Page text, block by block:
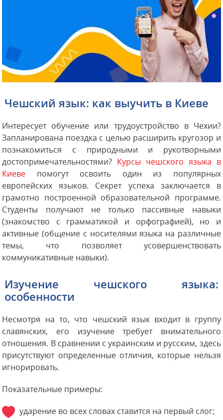
Чешский язык: как выучить в Киеве
Интересует обучение или трудоустройство в Чехии?
Запланирована поездка с целью расширить кругозор и
познакомиться с природными и рукотворными
достопримечательностями? Курсы чешского языка в
Киеве помогут освоить один из популярных
европейских языков. Секрет успеха заключается в
грамотно построенной образовательной программе.
Студенты получают не только пассивные навыки
(знакомство с грамматикой и орфографией), но и
активные (общение с носителями языка на различные
темы, что позволяет усовершенствовать
коммуникативные навыки).
Изучение чешского языка:
особенности
Несмотря на то, что чешский язык входит в группу
славянских, его изучение требует внимательного
отношения. В сравнении с украинским и русским, здесь
присутствуют определенные отличия, которые нельзя
игнорировать.
Показательные примеры:
ударение во всех словах ставится на первый слог;